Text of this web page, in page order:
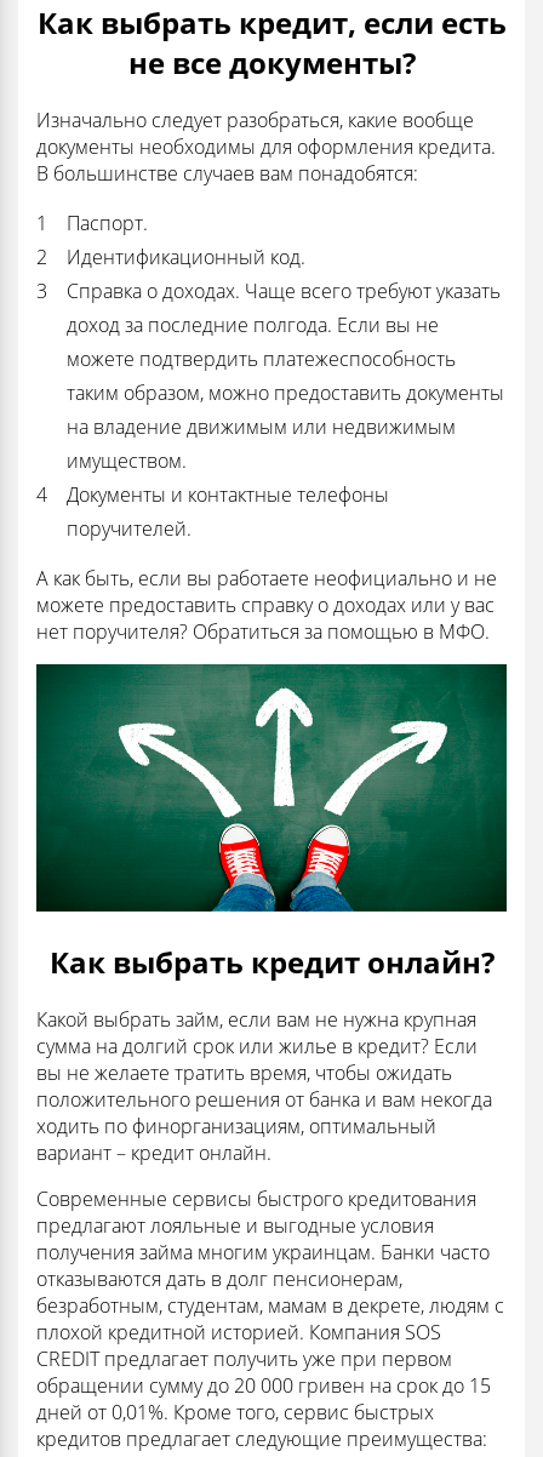
Как выбрать кредит, если есть
не все документы?
Изначально следует разобраться, какие вообще
документы необходимы для оформления кредита.
В большинстве случаев вам понадобятся:
Паспорт.
Идентификационный код.
Справка о доходах. Чаще всего требуют указать
доход за последние полгода. Если вы не
можете подтвердить платежеспособность
таким образом, можно предоставить документы
на владение движимым или недвижимым
имуществом.
Документы и контактные телефоны
поручителей.
А как быть, если вы работаете неофициально и не
можете предоставить справку о доходах или у вас
нет поручителя? Обратиться за помощью в МФО.
Как выбрать кредит онлайн?
Какой выбрать займ, если вам не нужна крупная
сумма на долгий срок или жилье в кредит? Если
вы не желаете тратить время, чтобы ожидать
положительного решения от банка и вам некогда
ходить по финорганизациям, оптимальный
вариант – кредит онлайн.
Современные сервисы быстрого кредитования
предлагают лояльные и выгодные условия
получения займа многим украинцам. Банки часто
отказываются дать в долг пенсионерам,
безработным, студентам, мамам в декрете, людям с
плохой кредитной историей. Компания SOS
CREDIT предлагает получить уже при первом
обращении сумму до 20 000 гривен на срок до 15
дней от 0,01%. Кроме того, сервис быстрых
кредитов предлагает следующие преимущества: